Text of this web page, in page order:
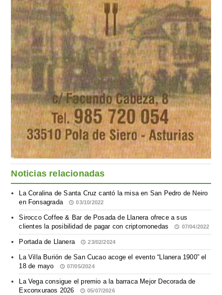
Noticias relacionadas
La Coralina de Santa Cruz cantó la misa en San Pedro de Neiro
en Fonsagrada
03/10/2022
Sirocco Coffee & Bar de Posada de Llanera ofrece a sus
clientes la posibilidad de pagar con criptomonedas
07/04/2022
Portada de Llanera 23/02/2024
La Villa Burión de San Cucao acoge el evento “Llanera 1900” el
18 de mayo
07/05/2024
La Vega consigue el premio a la barraca Mejor Decorada de
Exconxuraos 2026
05/07/2026